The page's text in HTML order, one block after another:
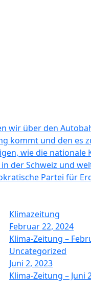
wir über den
kommt und den es
wie die nationale
der Schweiz und
Partei für
Klimazeitung
Februar 22, 2024
Klima-Zeitung –
Uncategorized
Juni 2, 2023
Klima-Zeitung – Juni